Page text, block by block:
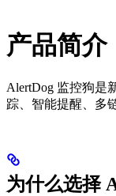
产品简介
AlertDog 监控狗是
踪、智能提醒、多
为什么选择